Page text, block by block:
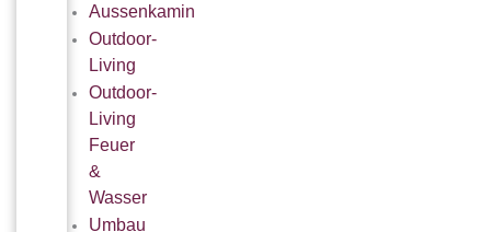
Aussenkamin
Outdoor-
Living
Outdoor-
Living
Feuer
&
Wasser
Umbau